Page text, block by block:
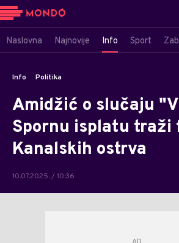
Naslovna Najnovije Info Sport
Info Politika
Amidžić o slučaju
Spornu isplatu traži
Kanalskih ostrva
10.07.2025. / 10:36